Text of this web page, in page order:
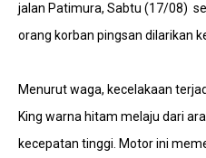
jalan Patimura, Sabtu (17/08)
orang korban pingsan dilarikan
Menurut waga, kecelakaan
King warna hitam melaju dari
kecepatan tinggi. Motor ini